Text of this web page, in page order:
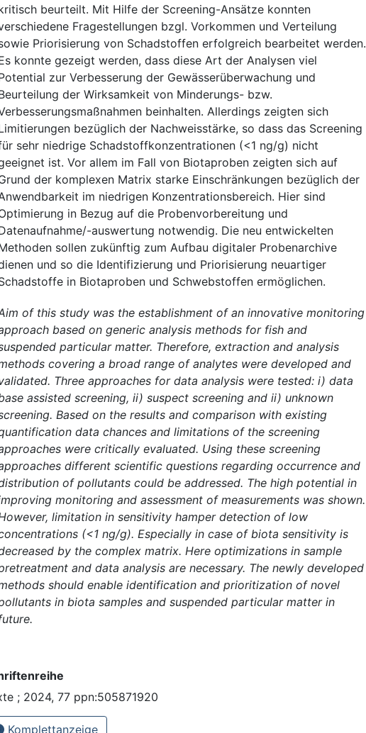
beurteilt. Mit Hilfe der Screening-Ansätze konnten
Fragestellungen bzgl. Vorkommen und Verteilung
Priorisierung von Schadstoffen erfolgreich bearbeitet werden.
konnte gezeigt werden, dass diese Art der Analysen viel
zur Verbesserung der Gewässerüberwachung und
der Wirksamkeit von Minderungs- bzw.
beinhalten. Allerdings zeigten sich
bezüglich der Nachweisstärke, so dass das Screening
sehr niedrige Schadstoffkonzentrationen (<1 ng/g) nicht
ist. Vor allem im Fall von Biotaproben zeigten sich auf
der komplexen Matrix starke Einschränkungen bezüglich der
im niedrigen Konzentrationsbereich. Hier sind
in Bezug auf die Probenvorbereitung und
auswertung notwendig. Die neu entwickelten
sollen zukünftig zum Aufbau digitaler Probenarchive
und so die Identifizierung und Priorisierung neuartiger
in Biotaproben und Schwebstoffen ermöglichen.
of this study was the establishment of an innovative monitoring
based on generic analysis methods for fish and
particular matter. Therefore, extraction and analysis
covering a broad range of analytes were developed and
Three approaches for data analysis were tested: i) data
assisted screening, ii) suspect screening and ii) unknown
Based on the results and comparison with existing
data chances and limitations of the screening
were critically evaluated. Using these screening
different scientific questions regarding occurrence and
of pollutants could be addressed. The high potential in
monitoring and assessment of measurements was shown.
limitation in sensitivity hamper detection of low
(<1 ng/g). Especially in case of biota sensitivity is
by the complex matrix. Here optimizations in sample
and data analysis are necessary. The newly developed
should enable identification and prioritization of novel
in biota samples and suspended particular matter in
; 2024, 77 ppn:505871920
Komplettanzeige